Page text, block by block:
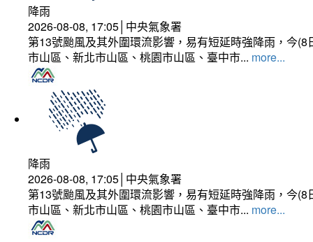
降雨
2026-08-08, 17:05│中央氣象署
第13號颱風及其外圍環流影響，易有短延時強降雨，今
市山區、新北市山區、桃園市山區、臺中市... more...
降雨
2026-08-08, 17:05│中央氣象署
第13號颱風及其外圍環流影響，易有短延時強降雨，今
市山區、新北市山區、桃園市山區、臺中市... more...